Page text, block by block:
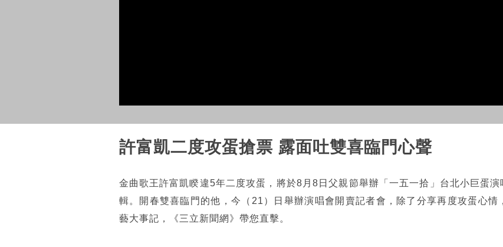
許富凱二度攻蛋搶票 露面吐雙喜臨門心聲
金曲歌王許富凱睽違5年二度攻蛋，將於8月8日父親節舉辦「一五一拾」台北小巨蛋
輯。開春雙喜臨門的他，今（21）日舉辦演唱會開賣記者會，除了分享再度攻蛋心
藝大事記，《三立新聞網》帶您直擊。